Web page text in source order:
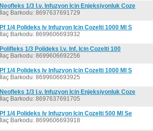
Neofleks 1/3 I.v. Infuzyon Icin Enjeksiyonluk Coze
İlaç Barkodu: 8697637691729
Pf 1/4 Polideks Iv Infuzyon Icin Cozelti 1000 Ml S
İlaç Barkodu: 8699606693932
Polifleks 1/3 Polideks I.v. Inf. Icin Cozelti 100
İlaç Barkodu: 8699606692256
Pf 1/4 Polideks Iv Infuzyon Icin Cozelti 1000 Ml S
İlaç Barkodu: 8699606693925
Neofleks 1/3 I.v. Infuzyon Icin Enjeksiyonluk Coze
İlaç Barkodu: 8697637691705
Pf 1/4 Polideks Iv Infuzyon Icin Cozelti 500 Ml Se
İlaç Barkodu: 8699606693918